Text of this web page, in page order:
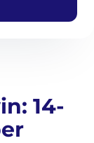
14-